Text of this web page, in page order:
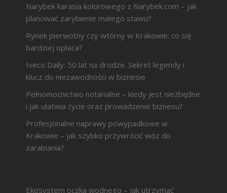
Narybek karasia kolorowego z Narybek.com – jak
planować zarybienie małego stawu?
Rynek pierwotny czy wtórny w Krakowie: co się
bardziej opłaca?
Iveco Daily: 50 lat na drodze. Sekret legendy i
klucz do niezawodności w biznesie
Pełnomocnictwo notarialne – kiedy jest niezbędne
i jak ułatwia życie oraz prowadzenie biznesu?
Profesjonalne naprawy powypadkowe w
Krakowie – jak szybko przywrócić wóz do
zarabiania?
Ekosystem oczka wodnego – jak utrzymać